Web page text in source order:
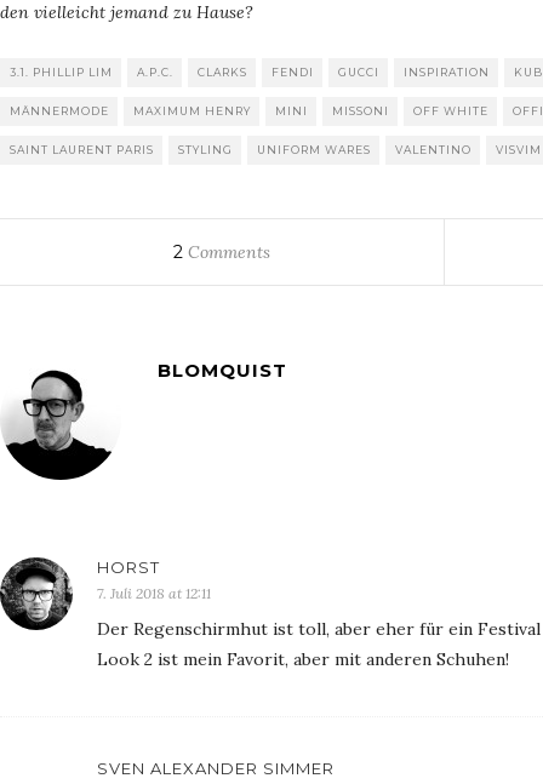
den vielleicht jemand zu Hause?
3.1. PHILLIP LIM A.P.C. CLARKS FENDI GUCCI INSPIRATION
MÄNNERMODE MAXIMUM HENRY MINI MISSONI OFF WHITE
SAINT LAURENT PARIS STYLING UNIFORM WARES VALENTINO VISVIM
2 Comments
BLOMQUIST
HORST
7. Juli 2018 at 12:11
Der Regenschirmhut ist toll, aber eher für ein
Look 2 ist mein Favorit, aber mit anderen Schuhen!
SVEN ALEXANDER SIMMER